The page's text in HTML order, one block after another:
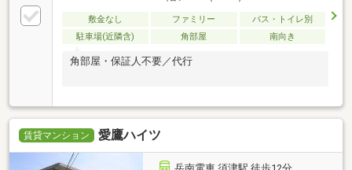
敷金なし ファミリー
バス・トイレ別
駐車場(近隣含)
角部屋 南向き
角部屋・保証人不要／代行
賃貸マンション 愛鷹ハイツ